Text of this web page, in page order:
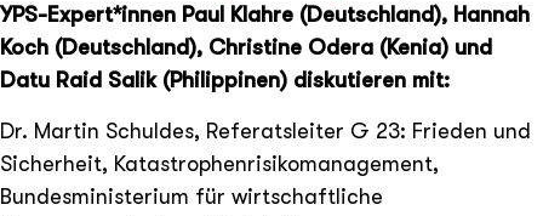
YPS-Expert*innen Paul Klahre (Deutschland), Hannah
Koch (Deutschland), Christine Odera (Kenia) und
Datu Raid Salik (Philippinen) diskutieren mit:
Dr. Martin Schuldes, Referatsleiter G 23: Frieden und
Sicherheit, Katastrophenrisikomanagement,
Bundesministerium für wirtschaftliche